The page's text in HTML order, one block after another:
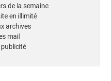
de la semaine
en illimité
archives
mail
publicité